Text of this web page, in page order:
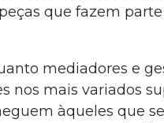
que fazem
mediadores e
nos mais variados
àqueles que